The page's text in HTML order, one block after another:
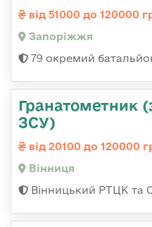
від 51000 до 120000
Запоріжжя
79 окремий
Гранатометник
ЗСУ)
від 20100 до 120000
Вінниця
Вінницький РТЦК та